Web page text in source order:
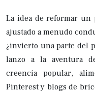
La idea de reformar un
ajustado a menudo
¿invierto una parte del
lanzo a la aventura
creencia popular,
Pinterest y blogs de